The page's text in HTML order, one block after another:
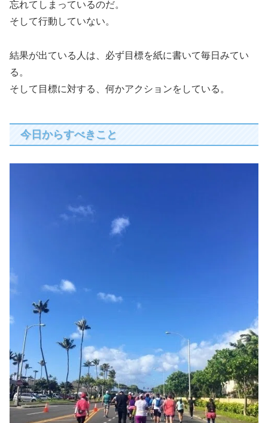
忘れてしまっているのだ。
そして行動していない。
結果が出ている人は、必ず目標を紙に書いて毎日みてい
る。
そして目標に対する、何かアクションをしている。
今日からすべきこと